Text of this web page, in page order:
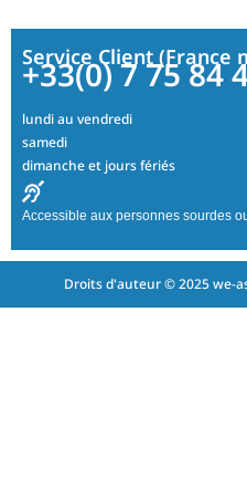
Service Client (France
+33(0) 7 75 84
lundi au vendredi
samedi
dimanche et jours fériés
Accessible aux personnes sourdes
Droits d'auteur © 2025 we-